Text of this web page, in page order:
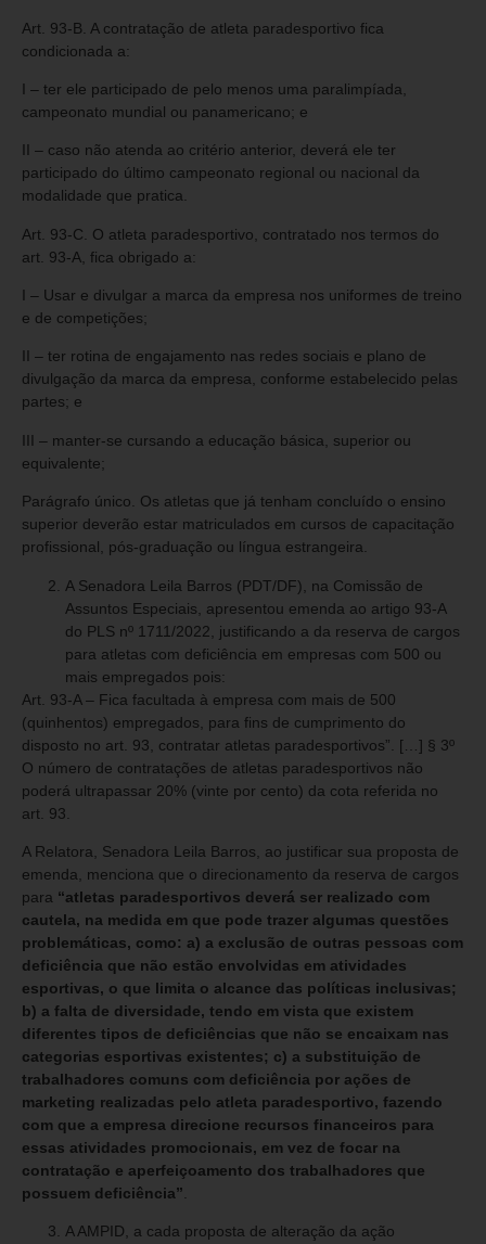
Art. 93-B. A contratação de atleta paradesportivo fica
condicionada a:
I – ter ele participado de pelo menos uma paralimpíada,
campeonato mundial ou panamericano; e
II – caso não atenda ao critério anterior, deverá ele ter
participado do último campeonato regional ou nacional da
modalidade que pratica.
Art. 93-C. O atleta paradesportivo, contratado nos termos do
art. 93-A, fica obrigado a:
I – Usar e divulgar a marca da empresa nos uniformes de treino
e de competições;
II – ter rotina de engajamento nas redes sociais e plano de
divulgação da marca da empresa, conforme estabelecido pelas
partes; e
III – manter-se cursando a educação básica, superior ou
equivalente;
Parágrafo único. Os atletas que já tenham concluído o ensino
superior deverão estar matriculados em cursos de capacitação
profissional, pós-graduação ou língua estrangeira.
A Senadora Leila Barros (PDT/DF), na Comissão de
Assuntos Especiais, apresentou emenda ao artigo 93-A
do PLS nº 1711/2022, justificando a da reserva de cargos
para atletas com deficiência em empresas com 500 ou
mais empregados pois:
Art. 93-A – Fica facultada à empresa com mais de 500
(quinhentos) empregados, para fins de cumprimento do
disposto no art. 93, contratar atletas paradesportivos”. […] § 3º
O número de contratações de atletas paradesportivos não
poderá ultrapassar 20% (vinte por cento) da cota referida no
art. 93.
A Relatora, Senadora Leila Barros, ao justificar sua proposta de
emenda, menciona que o direcionamento da reserva de cargos
para “atletas paradesportivos deverá ser realizado com
cautela, na medida em que pode trazer algumas questões
problemáticas, como: a) a exclusão de outras pessoas com
deficiência que não estão envolvidas em atividades
esportivas, o que limita o alcance das políticas inclusivas;
b) a falta de diversidade, tendo em vista que existem
diferentes tipos de deficiências que não se encaixam nas
categorias esportivas existentes; c) a substituição de
trabalhadores comuns com deficiência por ações de
marketing realizadas pelo atleta paradesportivo, fazendo
com que a empresa direcione recursos financeiros para
essas atividades promocionais, em vez de focar na
contratação e aperfeiçoamento dos trabalhadores que
possuem deficiência”
A AMPID, a cada proposta de alteração da ação